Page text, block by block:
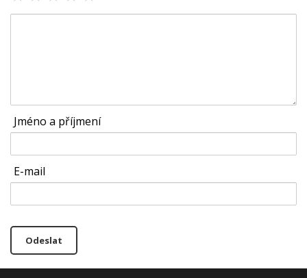
Jméno a příjmení
E-mail
Odeslat